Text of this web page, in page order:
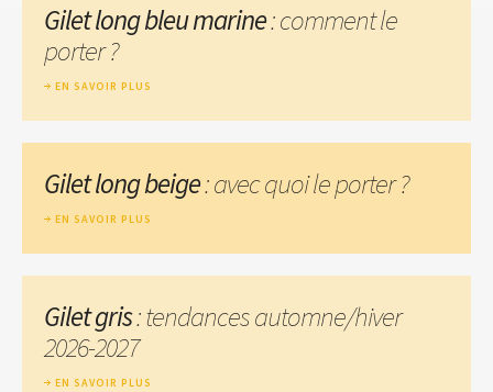
Gilet long bleu marine: comment le
porter ?
EN SAVOIR PLUS
Gilet long beige: avec quoi le porter ?
EN SAVOIR PLUS
Gilet gris: tendances automne/hiver
2026-2027
EN SAVOIR PLUS